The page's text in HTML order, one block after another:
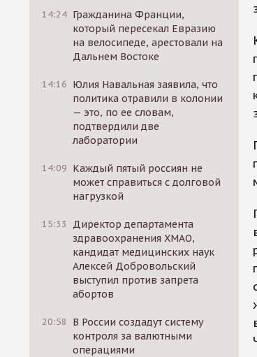
14:24 Гражданина Франции,
который пересекал Евразию
на велосипеде, арестовали на
Дальнем Востоке
14:16 Юлия Навальная заявила, что
политика отравили в колонии
— это, по ее словам,
подтвердили две
лаборатории
14:09 Каждый пятый россиян не
может справиться с долговой
нагрузкой
15:33
Директор департамента
здравоохранения ХМАО,
кандидат медицинских наук
Алексей Добровольский
выступил против запрета
абортов
20:58
В России создадут систему
контроля за валютными
операциями